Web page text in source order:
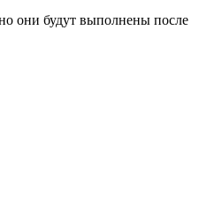
они будут выполнены после